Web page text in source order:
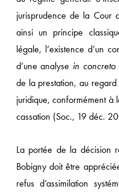
jurisprudence de la Cour
ainsi un principe
légale, l’existence d’un
d’une analyse in concreto
de la prestation, au
juridique, conformément
cassation (Soc., 19 déc.
La portée de la décision
Bobigny doit être
refus d’assimilation